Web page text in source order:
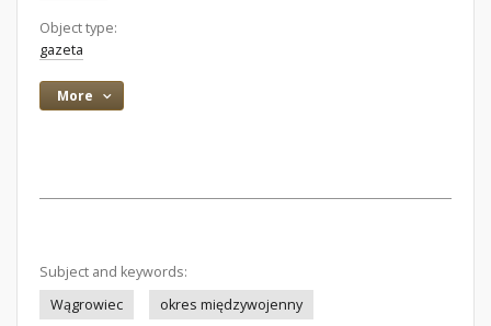
Object type:
gazeta
More
Subject and keywords:
Wągrowiec
okres międzywojenny